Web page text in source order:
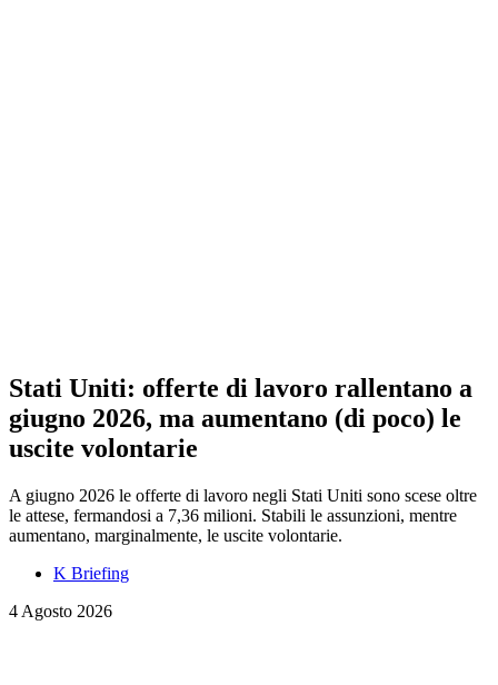
Stati Uniti: offerte di lavoro rallentano a
giugno 2026, ma aumentano (di poco) le
uscite volontarie
A giugno 2026 le offerte di lavoro negli Stati Uniti sono scese oltre
le attese, fermandosi a 7,36 milioni. Stabili le assunzioni, mentre
aumentano, marginalmente, le uscite volontarie.
K Briefing
4 Agosto 2026